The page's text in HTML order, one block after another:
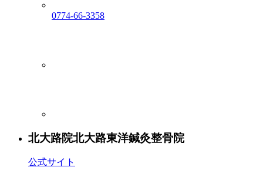
0774-66-3358
北大路院北大路東洋鍼灸整骨院
公式サイト